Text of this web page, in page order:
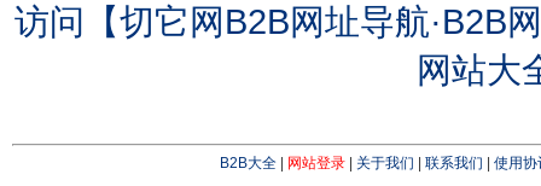
访问【切它网B2B网址导航·B2B
网站大
B2B大全| 网站登录| 关于我们 联系我们 使用协